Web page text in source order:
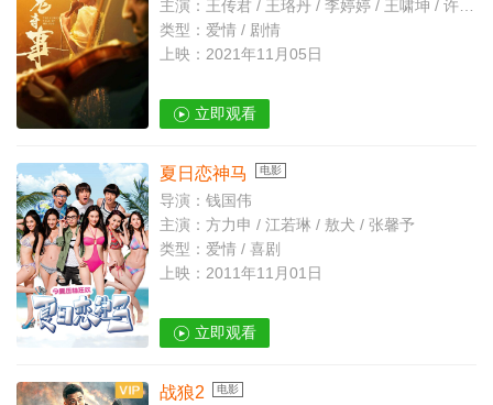
类型：爱情 / 剧情
上映：2021年11月05日
立即观看
夏日恋神马 电影
导演：钱国伟
主演：方力申 / 江若琳 / 敖犬 / 张馨予
类型：爱情 / 喜剧
上映：2011年11月01日
立即观看
战狼2 电影